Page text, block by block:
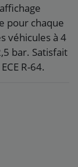
pour chaque
véhicules à 4
bar. Satisfait
R-64.